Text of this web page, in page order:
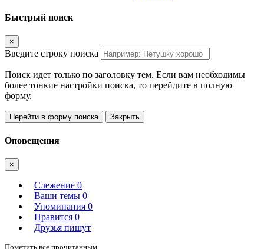
Быстрый поиск
×
Введите строку поиска
Поиск идет только по заголовку тем. Если вам необходимы
более тонкие настройки поиска, то перейдите в полную
форму.
Перейти в форму поиска Закрыть
Оповещения
×
Слежение 0
Ваши темы 0
Упоминания 0
Нравится 0
Друзья пишут
Пометить все прочитанным